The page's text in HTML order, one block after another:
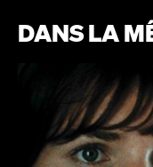
DANS LA